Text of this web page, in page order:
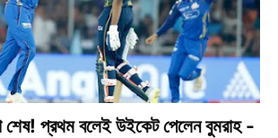
শেষ! প্রথম বলেই উইকেট পেলেন বুমরাহ -